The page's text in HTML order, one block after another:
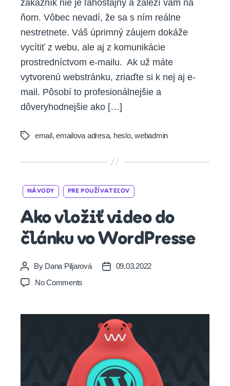
zákazník nie je ľahostajný a záleží vám na
ňom. Vôbec nevadí, že sa s ním reálne
nestretnete. Váš úprimný záujem dokáže
vycítiť z webu, ale aj z komunikácie
prostredníctvom e-mailu. Ak už máte
vytvorenú webstránku, zriaďte si k nej aj e-
mail. Pôsobí to profesionálnejšie a
dôveryhodnejšie ako […]
Tagsemail,emailova adresa, heslo,webadmin
Categories
NÁVODY PRE POUŽÍVATEĽOV
Ako vložiť video do
článku vo WordPresse
Post
author
By Dana Piljarová
Post09.03.2022
No Comments
video
článku
vo
WordPresse